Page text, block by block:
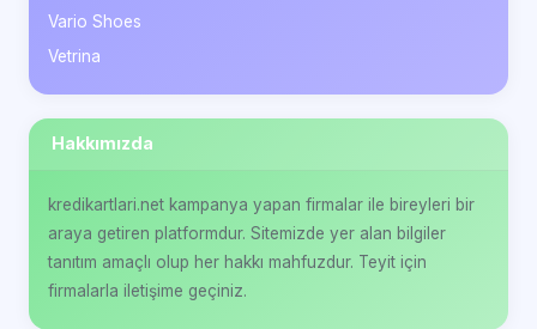
Vario Shoes
Vetrina
Hakkımızda
kredikartlari.net kampanya yapan firmalar ile bireyleri bir
araya getiren platformdur. Sitemizde yer alan bilgiler
tanıtım amaçlı olup her hakkı mahfuzdur. Teyit için
firmalarla iletişime geçiniz.